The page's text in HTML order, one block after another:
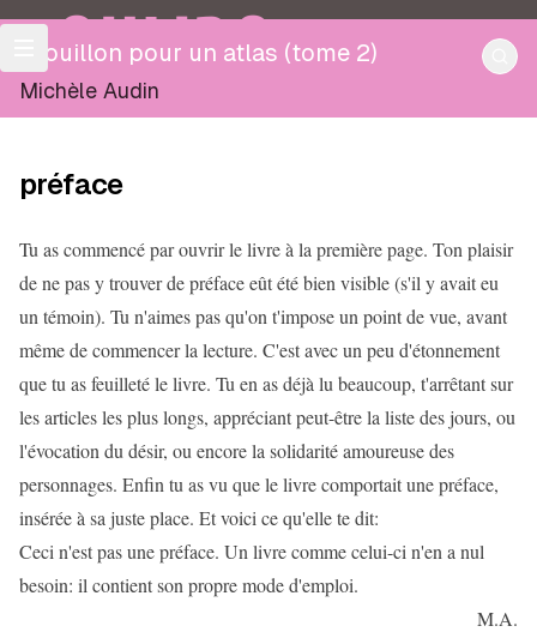
OULIPO
Brouillon pour un atlas (tome 2)
Michèle Audin
préface
Tu as commencé par ouvrir le livre à la première page. Ton plaisir
de ne pas y trouver de préface eût été bien visible (s'il y avait eu
un témoin). Tu n'aimes pas qu'on t'impose un point de vue, avant
même de commencer la lecture. C'est avec un peu d'étonnement
que tu as feuilleté le livre. Tu en as déjà lu beaucoup, t'arrêtant sur
les articles les plus longs, appréciant peut-être la liste des jours, ou
l'évocation du désir, ou encore la solidarité amoureuse des
personnages. Enfin tu as vu que le livre comportait une préface,
insérée à sa juste place. Et voici ce qu'elle te dit:
Ceci n'est pas une préface. Un livre comme celui-ci n'en a nul
besoin: il contient son propre mode d'emploi.
M.A.